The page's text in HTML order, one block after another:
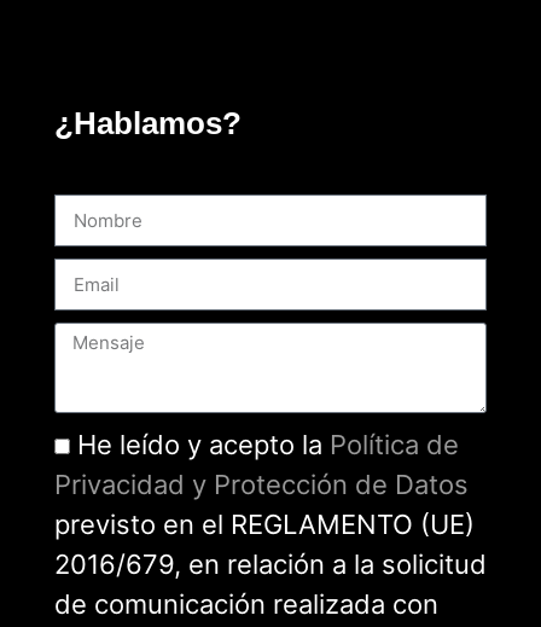
¿Hablamos?
He leído y acepto la Política de
Privacidad y Protección de Datos
previsto en el REGLAMENTO (UE)
2016/679, en relación a la solicitud
de comunicación realizada con